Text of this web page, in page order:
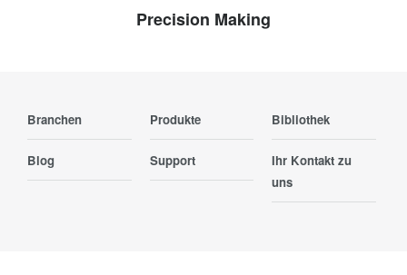
Precision Making
Branchen Produkte Bibliothek
Blog Support
Ihr Kontakt zu
uns